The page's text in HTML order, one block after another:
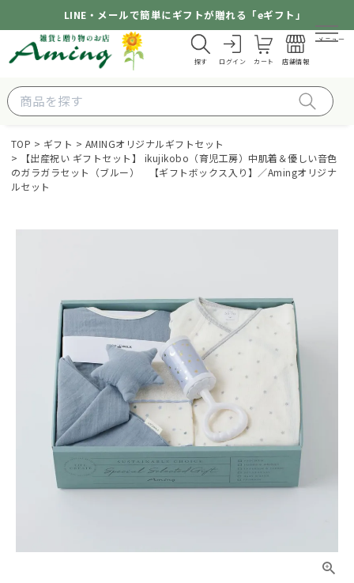
LINE・メールで簡単にギフトが贈れる「eギフト」
探す ログイン カート 店舗情報
メニュー
TOP ギフト
AMINGオリジナルギフトセット
【出産祝い ギフトセット】 ikujikobo（育児工房）中肌着＆優しい音色
のガラガラセット（ブルー） 【ギフトボックス入り】／Amingオリジナ
ルセット